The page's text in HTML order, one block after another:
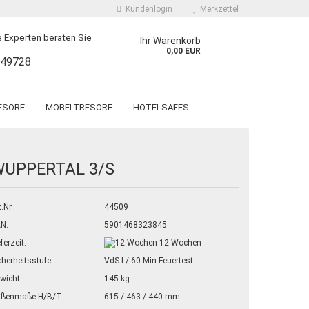
Kundenlogin
erstellen
vergessen?
Merkzettel
Experten beraten Sie
Ihr Warenkorb
0,00 EUR
GALLEN WF LIGHT
GALLEN WF
GALLEN WF MAX
RADEBEUL
LUGANO
MÖBELTRESORE
HOTELSAFES
3/S
44509
5901468323845
12 Wochen
VdS I / 60 Min Feuertest
145 kg
H/B/T:
615 / 463 / 440 mm